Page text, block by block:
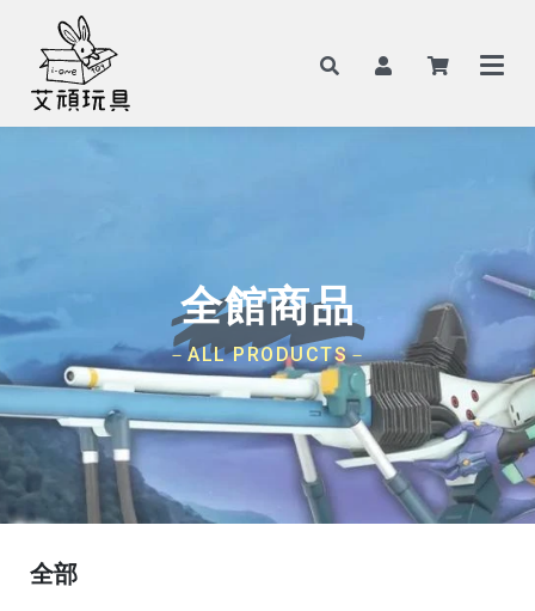
全館商品
－ALL PRODUCTS－
全部